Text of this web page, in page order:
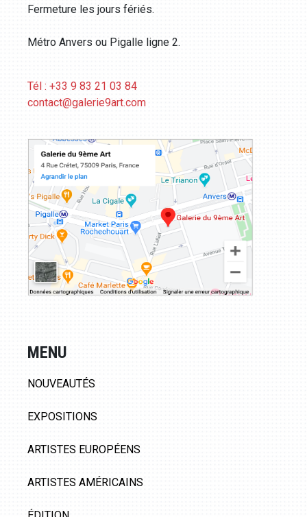
Fermeture les jours fériés.
Métro Anvers ou Pigalle ligne 2.
Tél : +33 9 83 21 03 84
contact@galerie9art.com
MENU
NOUVEAUTÉS
EXPOSITIONS
ARTISTES EUROPÉENS
ARTISTES AMÉRICAINS